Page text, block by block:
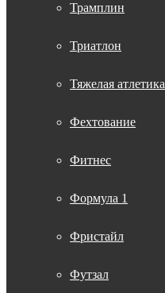
Трамплин
Триатлон
Тяжелая атлетика
Фехтование
Фитнес
Формула 1
Фристайл
Футзал